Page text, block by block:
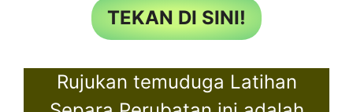
TEKAN DI SINI!
Rujukan temuduga Latihan